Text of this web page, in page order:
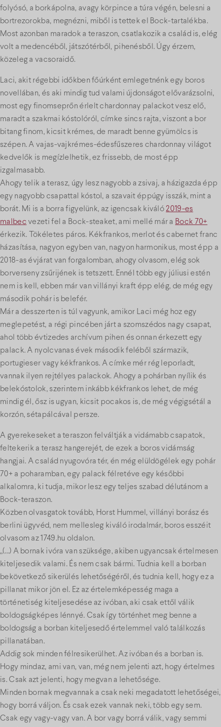
folyósó, a borkápolna, avagy körpince a túra végén, belesni a
bortrezorokba, megnézni, miből is tettek el Bock-tartalékba.
Most azonban maradok a teraszon, csatlakozik a család is, elég
volt a medencéből, játszótérből, pihenésből. Úgy érzem,
közeleg a vacsoraidő.
Laci, akit régebbi időkben főúrként emlegetnénk egy boros
novellában, és aki mindig tud valami újdonságot elővarázsolni,
most egy finomseprőn érlelt chardonnay palackot vesz elő,
maradt a szakmai kóstolóról, címke sincs rajta, viszont a bor
bitang finom, kicsit krémes, de maradt benne gyümölcs is
szépen. A vajas-vajkrémes-édesfűszeres chardonnay világot
kedvelők is megízlelhetik, ez frissebb, de most épp
izgalmasabb.
Ahogy telik a terasz, úgy lesz nagyobb a zsivaj, a házigazda épp
egy nagyobb csapattal kóstol, a szavait éppúgy isszák, mint a
borát. Mi is a borra figyelünk, az igencsak kiváló 2019-es
malbec vezeti fel a Bock-steaket, ami mellé már a Bock 70+
érkezik. Tökéletes páros. Kékfrankos, merlot és cabernet franc
házasítása, nagyon egyben van, nagyon harmonikus, most épp a
2018-as évjárat van forgalomban, ahogy olvasom, elég sok
borverseny zsűrijének is tetszett. Ennél több egy júliusi estén
nem is kell, ebben már van villányi kraft épp elég, de még egy
második pohár is belefér.
Már a desszerten is túl vagyunk, amikor Laci még hoz egy
meglepetést, a régi pincében járt a szomszédos nagy csapat,
ahol több évtizedes archívum pihen és onnan érkezett egy
palack. A nyolcvanas évek második feléből származik,
portugieser vagy kékfrankos. A címke mér rég leporladt,
vannak ilyen rejtélyes palackok. Ahogy a pohárban nyílik és
belekóstolok, szerintem inkább kékfrankos lehet, de még
mindig él, ősz is ugyan, kicsit pocakos is, de még végigsétál a
korzón, sétapálcával persze.
A gyerekeseket a teraszon felváltják a vidámabb csapatok,
feltekerik a terasz hangerejét, de ezek a boros vidámság
hangjai. A család nyugovóra tér, én még elüldögélek egy pohár
70+ a poharamban, egy palack félretéve egy későbbi
alkalomra, ki tudja, mikor lesz egy teljes szabad délutánom a
Bock-teraszon.
Közben olvasgatok tovább, Horst Hummel, villányi borász és
berlini ügyvéd, nem mellesleg kiváló irodalmár, boros esszéit
olvasom az 1749.hu oldalon.
„(…) A bornak ivóra van szüksége, akiben ugyancsak értelmesen
kiteljesedik valami. És nem csak bármi. Tudnia kell a borban
bekövetkező sikerülés lehetőségéről, és tudnia kell, hogy ez a
pillanat mikor jön el. Ez az értelemképesség maga a
történetiség kiteljesedése az ivóban, aki csak ettől válik
boldogságképes lénnyé. Csak így történhet meg benne a
boldogság a borban kiteljesedő értelemmel való találkozás
pillanatában.
Addig sok minden félresikerülhet. Az ivóban és a borban is.
Hogy mindaz, ami van, van, még nem jelenti azt, hogy értelmes
is. Csak azt jelenti, hogy megvan a lehetősége.
Minden bornak megvannak a csak neki megadatott lehetőségei,
hogy borrá váljon. És csak ezek vannak neki, több egy sem.
Csak egy vagy-vagy van. A bor vagy borrá válik, vagy semmi